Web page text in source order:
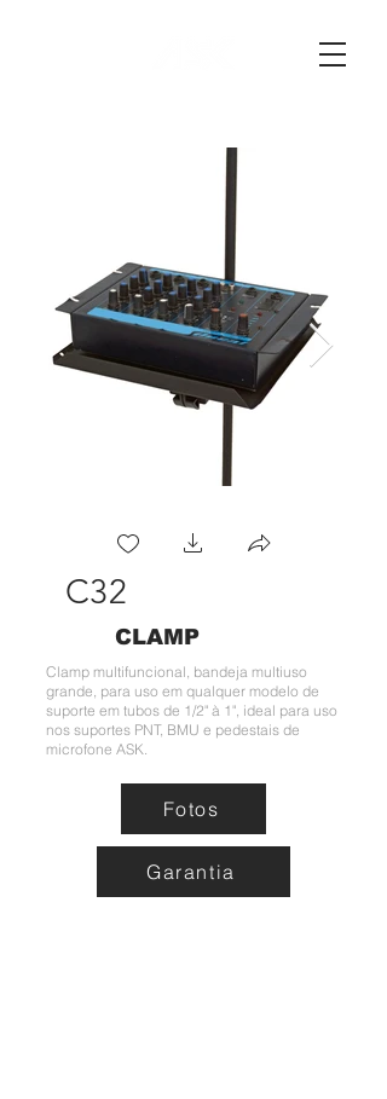
C32
CLAMP
Clamp multifuncional, bandeja multiuso
grande, para uso em qualquer modelo de
suporte em tubos de 1/2" à 1", ideal para uso
nos suportes PNT, BMU e pedestais de
microfone ASK.
Fotos
Garantia